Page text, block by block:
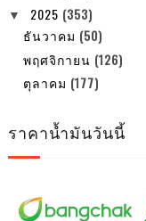
▼ 2025 (353)
ธันวาคม (50)
พฤศจิกายน (126)
ตุลาคม (177)
ราคาน้ำมันวันนี้